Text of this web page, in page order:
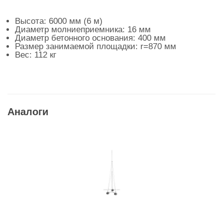
Высота: 6000 мм (6 м)
Диаметр молниеприемника: 16 мм
Диаметр бетонного основания: 400 мм
Размер занимаемой площадки: r=870 мм
Вес: 112 кг
Аналоги